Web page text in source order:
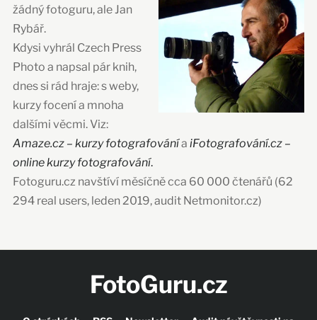
žádný fotoguru, ale Jan
Rybář.
Kdysi vyhrál Czech Press
Photo a napsal pár knih,
dnes si rád hraje: s weby,
kurzy focení a mnoha
dalšími věcmi. Viz:
Amaze.cz – kurzy fotografovánía iFotografování.cz –
online kurzy fotografování.
Fotoguru.cz navštíví měsíčně cca 60 000 čtenářů (62
294 real users, leden 2019, audit Netmonitor.cz)
FotoGuru.cz